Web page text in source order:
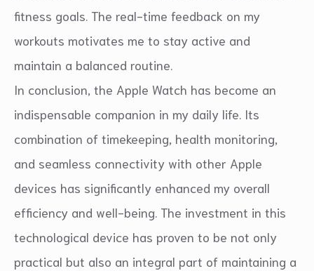
fitness goals. The real-time feedback on my
workouts motivates me to stay active and
maintain a balanced routine.
In conclusion, the Apple Watch has become an
indispensable companion in my daily life. Its
combination of timekeeping, health monitoring,
and seamless connectivity with other Apple
devices has significantly enhanced my overall
efficiency and well-being. The investment in this
technological device has proven to be not only
practical but also an integral part of maintaining a